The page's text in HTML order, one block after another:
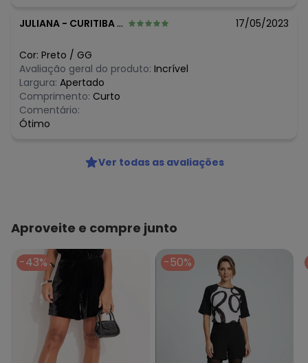
JULIANA - CURITIBA - PR 17/05/2023
Cor: Preto / GG
Avaliação geral do produto: Incrível
Largura: Apertado
Comprimento: Curto
Comentário:
Ótimo
Ver todas as avaliações
Aproveite e compre junto
-43% -50%